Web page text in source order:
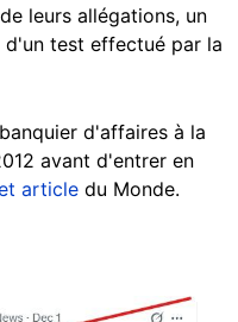
leurs allégations, un
test effectué par la
d'affaires à la
avant d'entrer en
article du Monde.